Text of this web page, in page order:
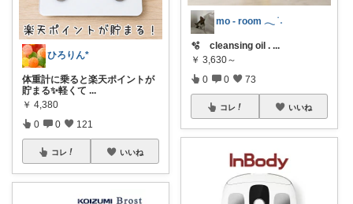
ひろりん*
体重計に乗ると楽天ポイントが
貯まる✨軽くて ...
￥ 4,380
0 0 121
コレ いいね
mo - room 𓂃 ࣪ ˖
🫧 cleansing oil . ...
￥ 3,630～
0 0 73
コレ いいね